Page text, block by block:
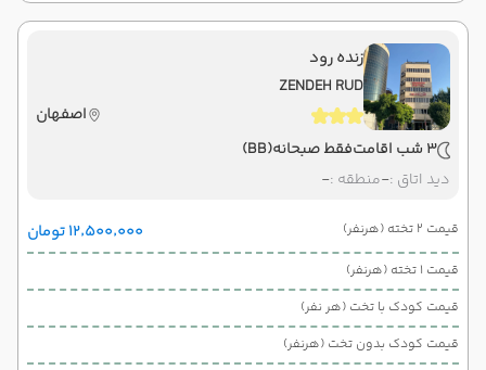
زنده رود
ZENDEH RUD
اصفهان
3 شب اقامت
فقط صبحانه(BB)
دید اتاق :-منطقه :-
قیمت 2 تخته (هرنفر) ۱۲٬۵۰۰٬۰۰۰ تومان
قیمت 1 تخته (هرنفر)
قیمت کودک با تخت (هر نفر)
قیمت کودک بدون تخت (هرنفر)